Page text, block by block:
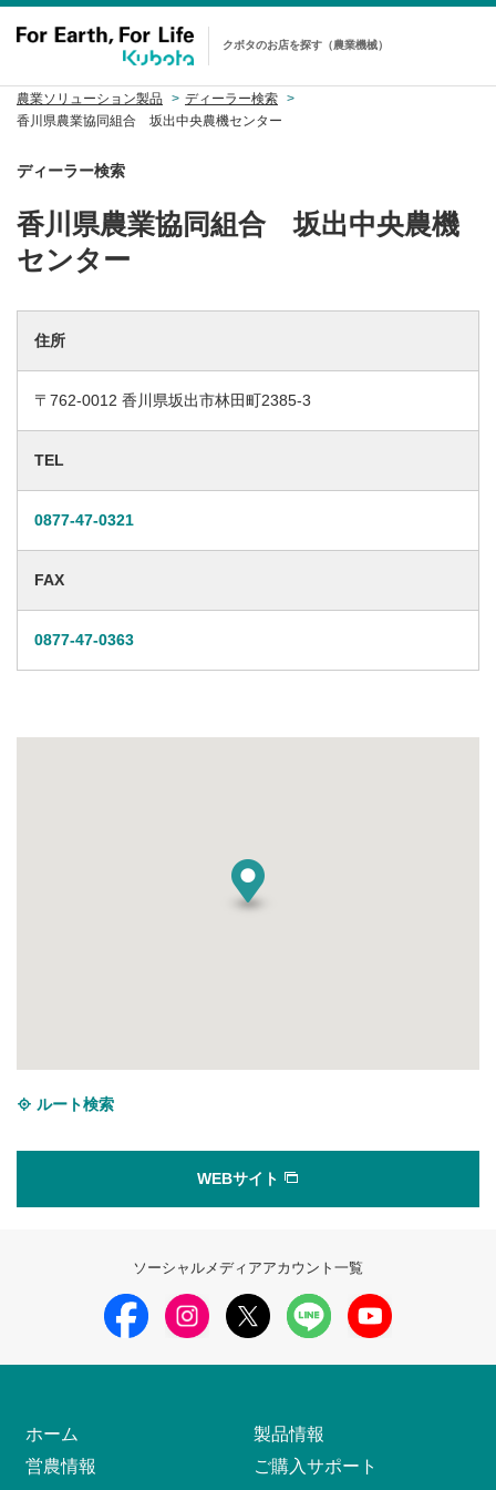
クボタのお店を探す（農業機械）
農業ソリューション製品
ディーラー検索
香川県農業協同組合 坂出中央農機センター
ディーラー検索
香川県農業協同組合 坂出中央農機
センター
住所
〒762-0012 香川県坂出市林田町2385-3
TEL
0877-47-0321
FAX
0877-47-0363
ルート検索
WEBサイト
ソーシャルメディアアカウント一覧
ホーム
製品情報
営農情報
ご購入サポート